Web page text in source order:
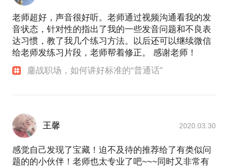
老师超好，声音很好听。老师通过视频沟通看我的发
音状态，针对性的指出了我的一些发音问题和不良表
达习惯，教了我几个练习方法。以后还可以继续微信
给老师发练习片段，老师帮着修正。 感谢老师！
鏖战职场，如何讲好标准的“普通话”
王馨 2020.03.30
感觉自己发现了宝藏！迫不及待的推荐给了有类似问
题的的小伙伴！老师也太专业了吧~~~同时又非常有